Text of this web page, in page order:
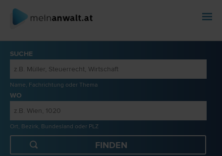
SUCHE
Name, Fachrichtung oder Thema
WO
Ort, Bezirk, Bundesland oder PLZ